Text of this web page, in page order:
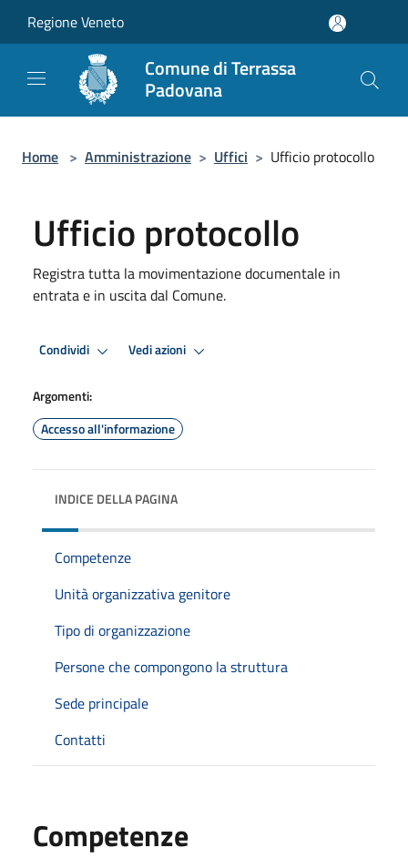
Regione Veneto
Comune di Terrassa
Padovana
Home > Amministrazione > Uffici > Ufficio protocollo
Ufficio protocollo
Registra tutta la movimentazione documentale in
entrata e in uscita dal Comune.
Condividi Vedi azioni
Argomenti:
Accesso all'informazione
INDICE DELLA PAGINA
Competenze
Unità organizzativa genitore
Tipo di organizzazione
Persone che compongono la struttura
Sede principale
Contatti
Competenze